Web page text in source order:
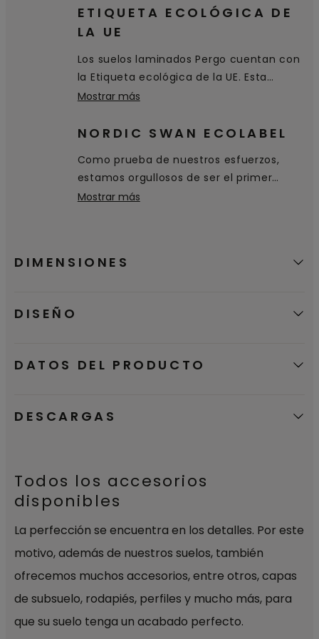
penetre en el suelo. Simplemente se
queda sobre la superficie y se puede
ETIQUETA ECOLÓGICA DE
LA UE
Los suelos laminados Pergo cuentan con
la Etiqueta ecológica de la UE. Esta
certificación de excelencia
y servicios que cumplen con altos
de su ciclo de vida: desde la extracción
de materias primas hasta la producción,
distribución y eliminación.
Mostrar más
NORDIC SWAN ECOLABEL
Como prueba de nuestros esfuerzos,
estamos orgullosos de ser el primer
fabricante de suelos en recibir la
Mostrar más
DIMENSIONES
DISEÑO
DATOS DEL PRODUCTO
DESCARGAS
Todos los accesorios
disponibles
La perfección se encuentra en los detalles. Por este
motivo, además de nuestros suelos, también
ofrecemos muchos accesorios, entre otros, capas
de subsuelo, rodapiés, perfiles y mucho más, para
que su suelo tenga un acabado perfecto.